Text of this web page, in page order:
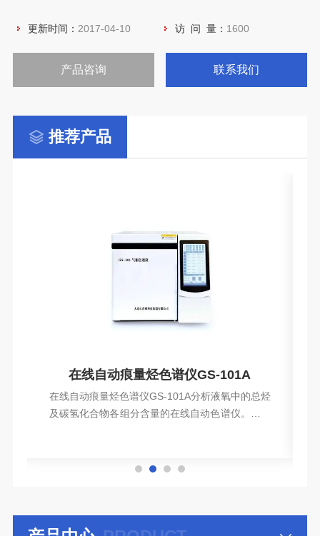
更新时间： 2017-04-10 访 问 量： 1600
产品咨询 联系我们
推荐产品
在线自动痕量烃色谱仪GS-101A
在线自动痕量烃色谱仪GS-101A分析液氧中的总烃
及碳氢化合物各组分含量的在线自动色谱仪。它工